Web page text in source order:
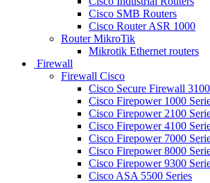
Cisco SMB Routers
Cisco Router ASR 1000
Router MikroTik
Mikrotik Ethernet routers
Firewall
Firewall Cisco
Cisco Secure Firewall
Cisco Firepower 1000
Cisco Firepower 2100
Cisco Firepower 4100
Cisco Firepower 7000
Cisco Firepower 8000
Cisco Firepower 9300
Cisco ASA 5500 Series